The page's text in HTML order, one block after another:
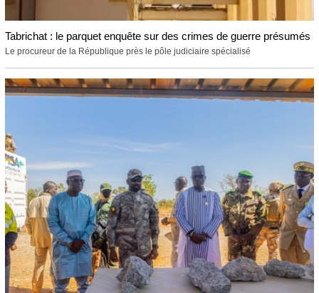
Tabrichat : le parquet enquête sur des crimes de guerre présumés
Le procureur de la République près le pôle judiciaire spécialisé